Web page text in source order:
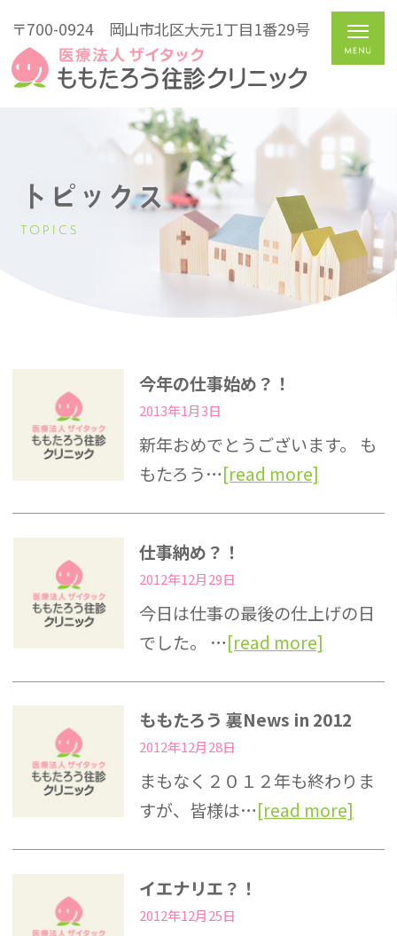
〒700-0924 岡山市北区大元1丁目1番29号
トピックス
TOPICS
今年の仕事始め？！
2013年1月3日
新年おめでとうございます。 も
もたろう…[read more]
仕事納め？！
2012年12月29日
今日は仕事の最後の仕上げの日
でした。 …[read more]
ももたろう 裏News in 2012
2012年12月28日
まもなく２０１２年も終わりま
すが、皆様は…[read more]
イエナリエ？！
2012年12月25日